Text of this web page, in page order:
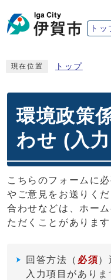
トッ
現在位置 トップ
環境政策
わせ (入
こちらのフォームに
やご意見をお送りく
合わせなどは、ホー
ただくことがあります
回答方法 （ 必須
入力項目がありま